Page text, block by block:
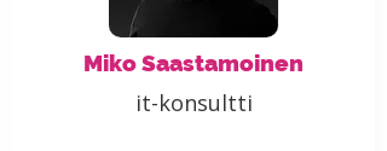
Miko Saastamoinen
it-konsultti